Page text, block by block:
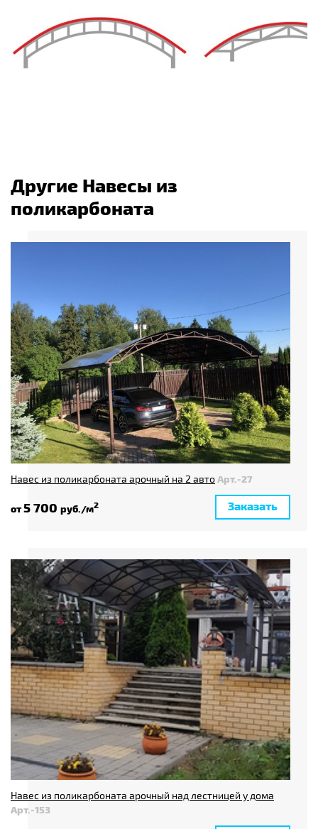
Другие Навесы из
поликарбоната
Навес из поликарбоната арочный на 2 автоАрт.-27
от5 700 руб./м2 Заказать
Навес из поликарбоната арочный над лестницей у дома
Арт.-153